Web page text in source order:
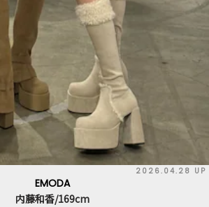
2026.04.28 UP
EMODA
内藤和香/169cm